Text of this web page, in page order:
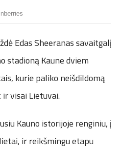
Edas Sheeranas savaitgalį
stadioną Kaune dviem
kurie paliko neišdildomą
visai Lietuvai.
Kauno istorijoje renginiu, į
ir reikšmingu etapu